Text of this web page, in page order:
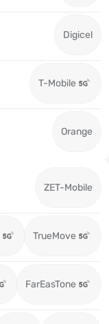
Digicel
T-Mobile
Orange
ZET-Mobile
TrueMove
FarEasTone